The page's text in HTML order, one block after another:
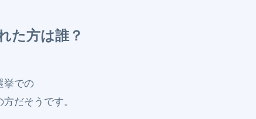
た方は誰？
挙での
だそうです。